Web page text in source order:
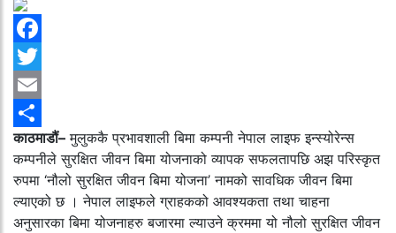
Facebook
Twitter
Email
Share
काठमाडौं– मुलुककै प्रभावशाली बिमा कम्पनी नेपाल लाइफ इन्स्योरेन्स
कम्पनीले सुरक्षित जीवन बिमा योजनाको व्यापक सफलतापछि अझ परिस्कृत
रुपमा ‘नौलो सुरक्षित जीवन बिमा योजना’ नामको सावधिक जीवन बिमा
ल्याएको छ । नेपाल लाइफले ग्राहकको आवश्यकता तथा चाहना
अनुसारका बिमा योजनाहरु बजारमा ल्याउने क्रममा यो नौलो सुरक्षित जीवन